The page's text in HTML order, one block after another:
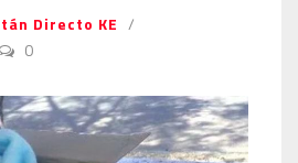
Directo KE
0